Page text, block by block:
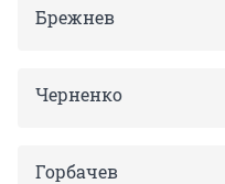
Брежнев
Черненко
Горбачев